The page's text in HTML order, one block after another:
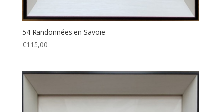
54 Randonnées en Savoie
€115,00